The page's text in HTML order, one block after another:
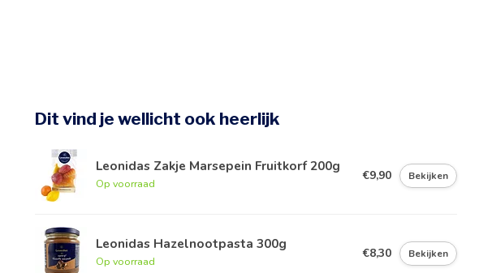
Dit vind je wellicht ook heerlijk
Leonidas Zakje Marsepein Fruitkorf 200g
Op voorraad
€9,90 Bekijken
Leonidas Hazelnootpasta 300g
Op voorraad
€8,30 Bekijken